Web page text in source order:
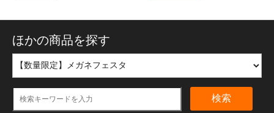
ほかの商品を探す
検索